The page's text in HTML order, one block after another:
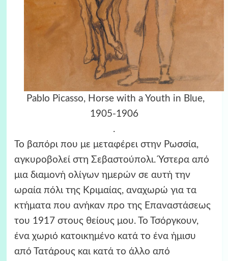
Pablo Picasso, Horse with a Youth in Blue,
1905-1906
.
Το βαπόρι που με μεταφέρει στην Ρωσσία,
αγκυροβολεί στη Σεβαστούπολι. Ύστερα από
μια διαμονή ολίγων ημερών σε αυτή την
ωραία πόλι της Κριμαίας, αναχωρώ για τα
κτήματα που ανήκαν προ της Επαναστάσεως
του 1917 στους θείους μου. Το Τσόργκουν,
ένα χωριό κατοικημένο κατά το ένα ήμισυ
από Τατάρους και κατά το άλλο από